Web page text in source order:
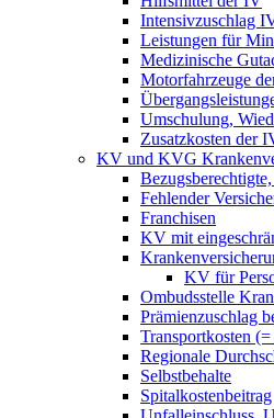
Intensivzuschlag
Leistungen für
Medizinische
Motorfahrzeuge
Umschulung,
Zusatzkosten der
KV und KVG
Fehlender
Franchisen
KV mit
KV für
Ombudsstelle
Prämienzuschlag
Transportkosten
Regionale
Selbstbehalte
Spitalkostenbeitrag